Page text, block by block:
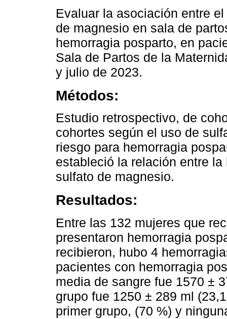
Evaluar la asociación entre
de magnesio en sala de
hemorragia posparto, en
Sala de Partos de la
y julio de 2023.
Métodos:
Estudio retrospectivo, de
cohortes según el uso de
riesgo para hemorragia
estableció la relación entre
sulfato de magnesio.
Resultados:
Entre las 132 mujeres que
presentaron hemorragia
recibieron, hubo 4
pacientes con hemorragia
media de sangre fue 1570 ±
grupo fue 1250 ± 289 ml
primer grupo, (70 %) y